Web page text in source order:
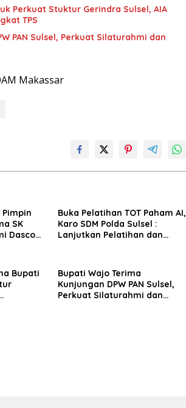
Perkuat Stuktur Gerindra Sulsel, AIA
TPS
PAN Sulsel, Perkuat Silaturahmi dan
Pimpin
SK
Dasco
Buka Pelatihan TOT Paham AI,
Karo SDM Polda Sulsel :
Lanjutkan Pelatihan dan
Bupati
Bupati Wajo Terima
Kunjungan DPW PAN Sulsel,
Perkuat Silaturahmi dan